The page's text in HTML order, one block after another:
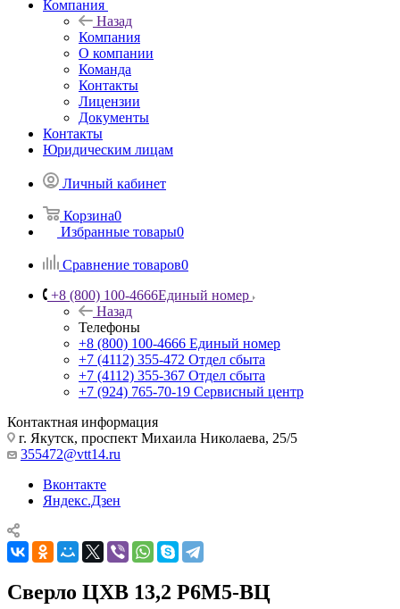
Компания
Назад
Компания
О компании
Команда
Контакты
Лицензии
Документы
Контакты
Юридическим лицам
Личный кабинет
Корзина0
Избранные товары0
Сравнение товаров0
+8 (800) 100-4666Единый номер
Назад
Телефоны
+8 (800) 100-4666 Единый номер
+7 (4112) 355-472 Отдел сбыта
+7 (4112) 355-367 Отдел сбыта
+7 (924) 765-70-19 Сервисный центр
Контактная информация
г. Якутск, проспект Михаила Николаева, 25/5
355472@vtt14.ru
Вконтакте
Яндекс.Дзен
Сверло ЦХВ 13,2 Р6М5-ВЦ